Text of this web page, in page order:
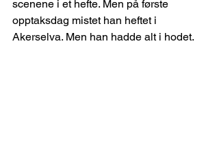
scenene i et hefte. Men på første
opptaksdag mistet han heftet i
Akerselva. Men han hadde alt i hodet.